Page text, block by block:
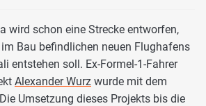
wird schon eine Strecke entworfen,
Bau befindlichen neuen Flughafens
entstehen soll. Ex-Formel-1-Fahrer
Alexander Wurz wurde mit dem
Umsetzung dieses Projekts bis die